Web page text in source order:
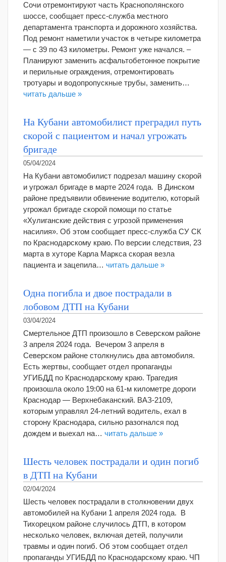
Сочи отремонтируют часть Краснополянского
шоссе, сообщает пресс-служба местного
департамента транспорта и дорожного хозяйства.
Под ремонт наметили участок в четыре километра
— с 39 по 43 километры. Ремонт уже начался. –
Планируют заменить асфальтобетонное покрытие
и перильные ограждения, отремонтировать
тротуары и водопропускные трубы, заменить…
читать дальше »
На Кубани автомобилист преградил путь
скорой с пациентом и начал угрожать
бригаде
05/04/2024
На Кубани автомобилист подрезал машину скорой
и угрожал бригаде в марте 2024 года. В Динском
районе предъявили обвинение водителю, который
угрожал бригаде скорой помощи по статье
«Хулиганские действия с угрозой применения
насилия». Об этом сообщает пресс-служба СУ СК
по Краснодарскому краю. По версии следствия, 23
марта в хуторе Карла Маркса скорая везла
пациента и зацепила… читать дальше »
Одна погибла и двое пострадали в
лобовом ДТП на Кубани
03/04/2024
Смертельное ДТП произошло в Северском районе
3 апреля 2024 года. Вечером 3 апреля в
Северском районе столкнулись два автомобиля.
Есть жертвы, сообщает отдел пропаганды
УГИБДД по Краснодарскому краю. Трагедия
произошла около 19:00 на 61-м километре дороги
Краснодар — Верхнебаканский. ВАЗ-2109,
которым управлял 24-летний водитель, ехал в
сторону Краснодара, сильно разогнался под
дождем и выехал на… читать дальше »
Шесть человек пострадали и один погиб
в ДТП на Кубани
02/04/2024
Шесть человек пострадали в столкновении двух
автомобилей на Кубани 1 апреля 2024 года. В
Тихорецком районе случилось ДТП, в котором
несколько человек, включая детей, получили
травмы и один погиб. Об этом сообщает отдел
пропаганды УГИБДД по Краснодарскому краю. ЧП